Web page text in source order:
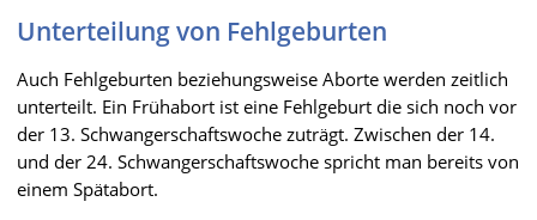
Unterteilung von Fehlgeburten
Auch Fehlgeburten beziehungsweise Aborte werden zeitlich
unterteilt. Ein Frühabort ist eine Fehlgeburt die sich noch vor
der 13. Schwangerschaftswoche zuträgt. Zwischen der 14.
und der 24. Schwangerschaftswoche spricht man bereits von
einem Spätabort.